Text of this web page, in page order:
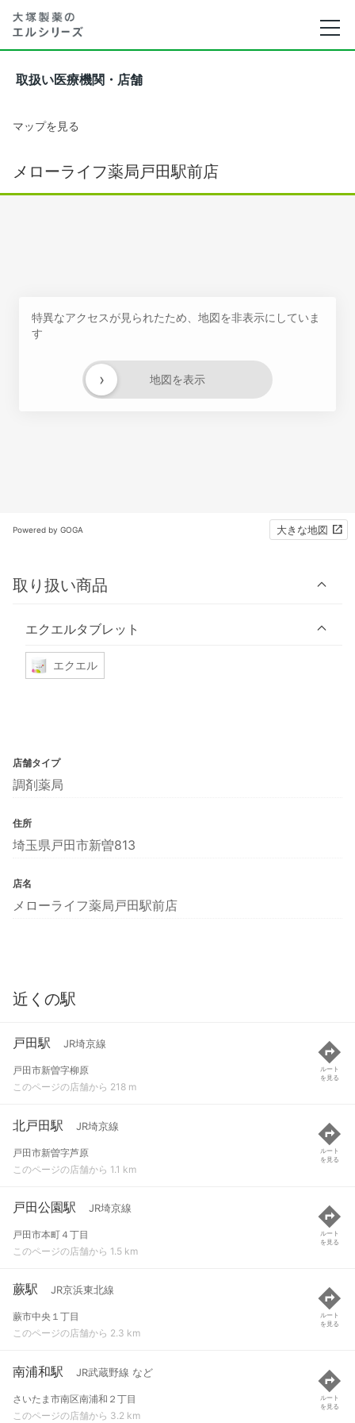
取扱い医療機関・店舗
マップを見る
メローライフ薬局戸田駅前店
特異なアクセスが見られたため、地図を非表示にしていま
す
地図を表示
›
Powered by GOGA 大きな地図
取り扱い商品
エクエルタブレット
エクエル
店舗タイプ
調剤薬局
住所
埼玉県戸田市新曽813
店名
メローライフ薬局戸田駅前店
近くの駅
戸田駅 JR埼京線
戸田市新曽字柳原
このページの店舗から 218 m
ルート
を見る
北戸田駅 JR埼京線
戸田市新曽字芦原
このページの店舗から 1.1 km
ルート
を見る
戸田公園駅 JR埼京線
戸田市本町４丁目
このページの店舗から 1.5 km
ルート
を見る
蕨駅 JR京浜東北線
蕨市中央１丁目
このページの店舗から 2.3 km
ルート
を見る
南浦和駅 JR武蔵野線 など
さいたま市南区南浦和２丁目
このページの店舗から 3.2 km
ルート
を見る